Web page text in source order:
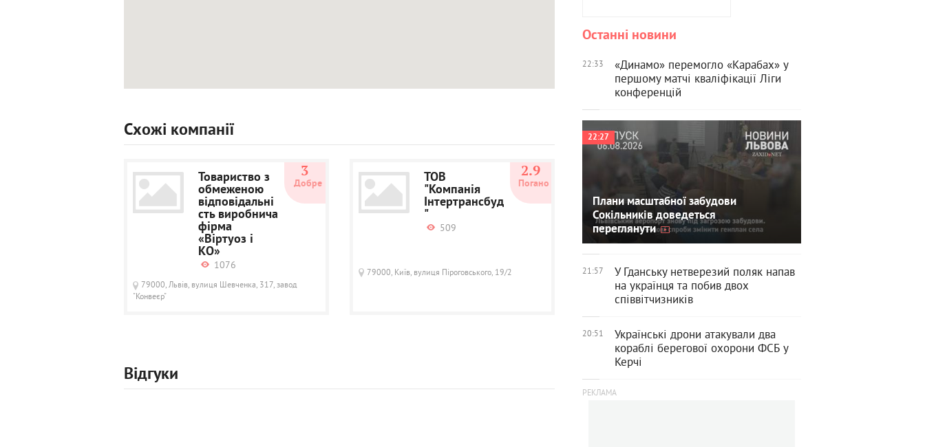
Схожі компанії
Товариство з
обмеженою
відповідальні
сть виробнича
фірма
«Віртуоз і
КО»
1076
79000, Львів, вулиця Шевченка, 317, завод
"Конвеєр"
3
Добре ТОВ
"Компанія
Інтертрансбуд
"
509
79000, Київ, вулиця Піроговського, 19/2
2.9
Погано
Відгуки
Останні новини
22:33
«Динамо» перемогло «Карабах» у
першому матчі кваліфікації Ліги
конференцій
22:27
Плани масштабної забудови
Сокільників доведеться
переглянути
21:57
У Гданську нетверезий поляк напав
на українця та побив двох
співвітчизників
20:51
Українські дрони атакували два
кораблі берегової охорони ФСБ у
Керчі